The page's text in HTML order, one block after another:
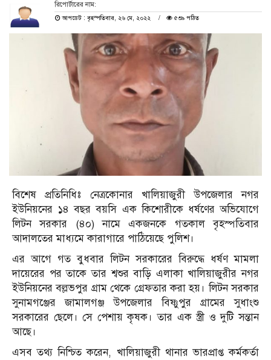
রিপোর্টারের নাম:
আপডেট : বৃহস্পতিবার, ২৬ মে, ২০২২
৫৩৯ পঠিত
বিশেষ প্রতিনিধিঃ নেত্রকোনার খালিয়াজুরী উপজেলার নগর
ইউনিয়নের ১৪ বছর বয়সি এক কিশোরীকে ধর্ষণের অভিযোগে
লিটন সরকার (৪০) নামে একজনকে গতকাল বৃহস্পতিবার
আদালতের মাধ্যমে কারাগারে পাঠিয়েছে পুলিশ।
এর আগে গত বুধবার লিটন সরকারের বিরুদ্ধে ধর্ষণ মামলা
দায়েরের পর তাকে তার শ্বশুর বাড়ি এলাকা খালিয়াজুরীর নগর
ইউনিয়নের বল্লভপুর গ্রাম থেকে গ্রেফতার করা হয়। লিটন সরকার
সুনামগঞ্জের জামালগঞ্জ উপজেলার বিষ্ণুপুর গ্রামের সুধাংশু
সরকারের ছেলে। সে পেশায় কৃষক। তার এক স্ত্রী ও দুটি সন্তান
আছে।
এসব তথ্য নিশ্চিত করেন, খালিয়াজুরী থানার ভারপ্রাপ্ত কর্মকর্তা